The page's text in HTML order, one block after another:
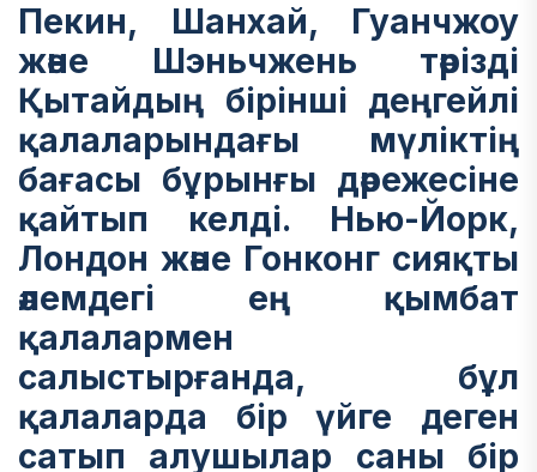
Пекин, Шанхай, Гуанчжоу
және Шэньчжень тәрізді
Қытайдың бірінші деңгейлі
қалаларындағы мүліктің
бағасы бұрынғы дәрежесіне
қайтып келді. Нью-Йорк,
Лондон және Гонконг сияқты
әлемдегі ең қымбат
қалалармен
салыстырғанда, бұл
қалаларда бір үйге деген
сатып алушылар саны бір